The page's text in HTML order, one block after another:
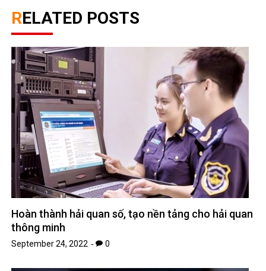
RELATED POSTS
Hoàn thành hải quan số, tạo nền tảng cho hải quan
thông minh
September 24, 2022 0